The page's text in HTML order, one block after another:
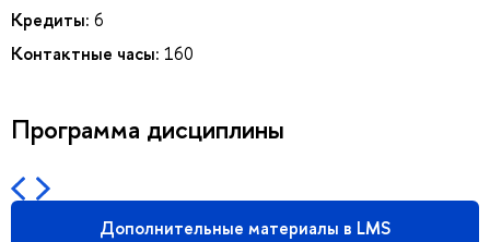
Кредиты: 6
Контактные часы: 160
Программа дисциплины
Дополнительные материалы в LMS